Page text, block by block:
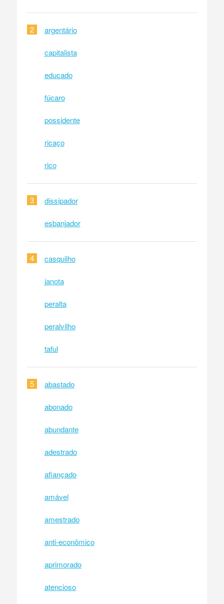
2 argentário
capitalista
educado
fúcaro
possidente
ricaço
rico
3 dissipador
esbanjador
4 casquilho
janota
peralta
peralvilho
taful
5 abastado
abonado
abundante
adestrado
afiançado
amável
amestrado
anti-econômico
aprimorado
atencioso